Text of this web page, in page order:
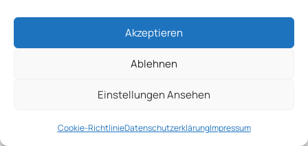
Akzeptieren
Ablehnen
Einstellungen Ansehen
Cookie-RichtlinieDatenschutzerklärungImpressum
DieRäumung von öffentlichen Flächenin
ist ein wichtiger Bestandteil unserer
Dienstleistungen im Bereich der Objektpflege.
Wir verstehen, wie entscheidend gepflegte und
saubere Flächen für das Erscheinungsbild und die
kümmert sich um die regelmäßige Reinigung und